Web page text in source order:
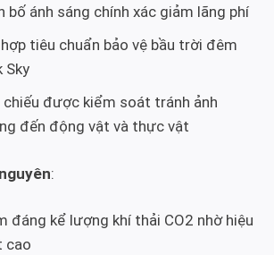
bố ánh sáng chính xác giảm lãng phí
hợp tiêu chuẩn bảo vệ bầu trời đêm
Sky
chiếu được kiểm soát tránh ảnh
đến động vật và thực vật
:
đáng kể lượng khí thải CO2 nhờ hiệu
cao